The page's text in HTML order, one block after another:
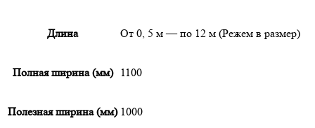
Длина От 0, 5 м — по 12 м (Режем в размер)
Полная ширина (мм) 1100
Полезная ширина (мм) 1000